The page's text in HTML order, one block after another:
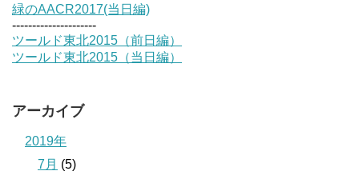
緑のAACR2017(当日編)
---------------------
ツールド東北2015（前日編）
ツールド東北2015（当日編）
アーカイブ
2019年
7月 (5)